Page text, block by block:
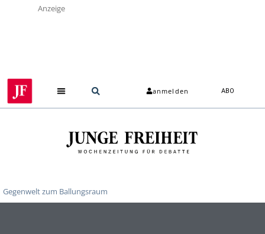
Anzeige
anmelden ABO
Gegenwelt zum Ballungsraum